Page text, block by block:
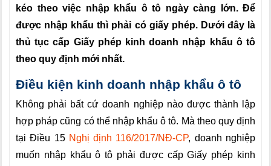
kéo theo việc nhập khẩu ô tô ngày càng lớn. Để
được nhập khẩu thì phải có giấy phép. Dưới đây là
thủ tục cấp Giấy phép kinh doanh nhập khẩu ô tô
theo quy định mới nhất.
Điều kiện kinh doanh nhập khẩu ô tô
Không phải bất cứ doanh nghiệp nào được thành lập
hợp pháp cũng có thể nhập khẩu ô tô. Mà theo quy định
tại Điều 15 Nghị định 116/2017/NĐ-CP, doanh nghiệp
muốn nhập khẩu ô tô phải được cấp Giấy phép kinh